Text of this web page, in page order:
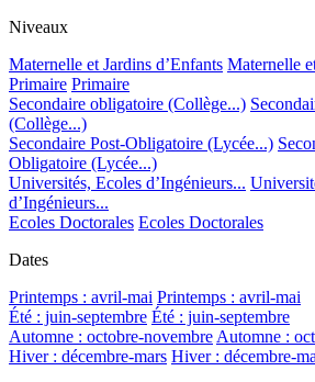
Niveaux
Maternelle et Jardins d’Enfants Maternelle
Primaire Primaire
Secondaire obligatoire (Collège...)
(Collège...)
Secondaire Post-Obligatoire (Lycée...)
Obligatoire (Lycée...)
Universités, Ecoles d’Ingénieurs...
d’Ingénieurs...
Ecoles Doctorales Ecoles Doctorales
Dates
Printemps : avril-mai Printemps : avril-mai
Été : juin-septembre Été : juin-septembre
Automne : octobre-novembre Automne :
Hiver : décembre-mars Hiver : décembre-